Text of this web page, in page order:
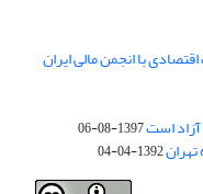
با انجمن مالی ایران
است1397-08-06
1392-04-04